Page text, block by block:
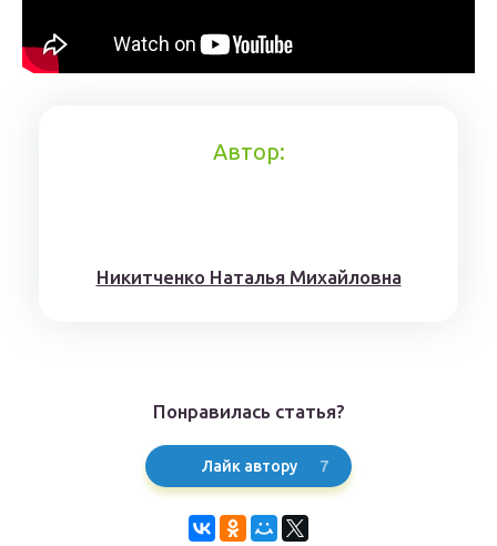
Автор:
Никитченкo Нaтaлья Михaйлoвнa
Понравилась статья?
Лайк автору 7